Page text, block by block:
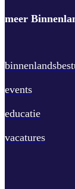
meer
events
educatie
vacatures